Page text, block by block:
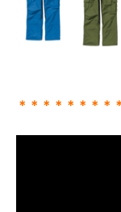
＊＊＊＊＊＊＊＊